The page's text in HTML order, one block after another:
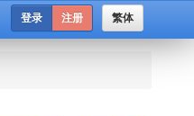
繁体
登录 注册